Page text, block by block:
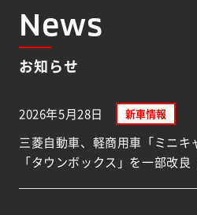
News
お知らせ
2026年5月28日 新車情報
三菱自動車、軽商用車「ミニキ
「タウンボックス」を一部改良